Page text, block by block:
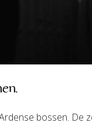
bossen. De